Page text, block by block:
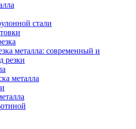
стали
металла: современный и
резки
металла